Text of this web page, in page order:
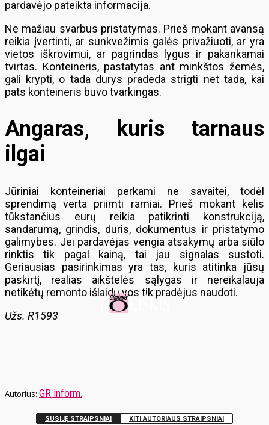
pardavėjo pateikta informacija.
Ne mažiau svarbus pristatymas. Prieš mokant avansą
reikia įvertinti, ar sunkvežimis galės privažiuoti, ar yra
vietos iškrovimui, ar pagrindas lygus ir pakankamai
tvirtas. Konteineris, pastatytas ant minkštos žemės,
gali krypti, o tada durys pradeda strigti net tada, kai
pats konteineris buvo tvarkingas.
Angaras, kuris tarnaus
ilgai
Jūriniai konteineriai perkami ne savaitei, todėl
sprendimą verta priimti ramiai. Prieš mokant kelis
tūkstančius eurų reikia patikrinti konstrukciją,
sandarumą, grindis, duris, dokumentus ir pristatymo
galimybes. Jei pardavėjas vengia atsakymų arba siūlo
rinktis tik pagal kainą, tai jau signalas sustoti.
Geriausias pasirinkimas yra tas, kuris atitinka jūsų
paskirtį, realias aikštelės sąlygas ir nereikalauja
netikėtų remonto išlaidų vos tik pradėjus naudoti.
Užs. R1593
GR inform.
SUSIJĘ STRAIPSNIAI KITI AUTORIAUS STRAIPSNIAI